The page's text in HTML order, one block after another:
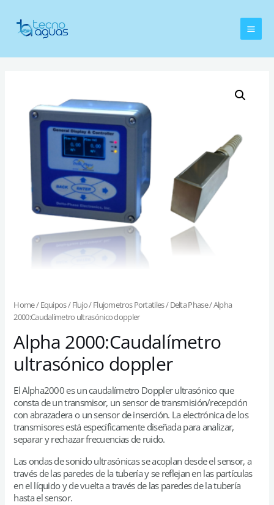
Home/Equipos/Flujo/Flujometros Portatiles/Delta Phase/ Alpha
2000:Caudalímetro ultrasónico doppler
Alpha 2000:Caudalímetro
ultrasónico doppler
El Alpha2000 es un caudalímetro Doppler ultrasónico que
consta de un transmisor, un sensor de transmisión/recepción
con abrazadera o un sensor de inserción. La electrónica de los
transmisores está específicamente diseñada para analizar,
separar y rechazar frecuencias de ruido.
Las ondas de sonido ultrasónicas se acoplan desde el sensor, a
través de las paredes de la tubería y se reflejan en las partículas
en el líquido y de vuelta a través de las paredes de la tubería
hasta el sensor.